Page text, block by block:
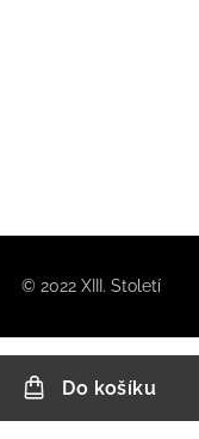
Do košíku
© 2022 XIII. Století